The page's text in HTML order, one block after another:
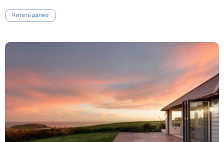
Читать далее